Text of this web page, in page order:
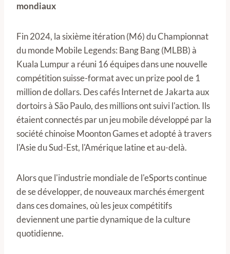
mondiaux
Fin 2024, la sixième itération (M6) du Championnat
du monde Mobile Legends: Bang Bang (MLBB) à
Kuala Lumpur a réuni 16 équipes dans une nouvelle
compétition suisse-format avec un prize pool de 1
million de dollars. Des cafés Internet de Jakarta aux
dortoirs à São Paulo, des millions ont suivi l'action. Ils
étaient connectés par un jeu mobile développé par la
société chinoise Moonton Games et adopté à travers
l'Asie du Sud-Est, l'Amérique latine et au-delà.
Alors que l'industrie mondiale de l'eSports continue
de se développer, de nouveaux marchés émergent
dans ces domaines, où les jeux compétitifs
deviennent une partie dynamique de la culture
quotidienne.